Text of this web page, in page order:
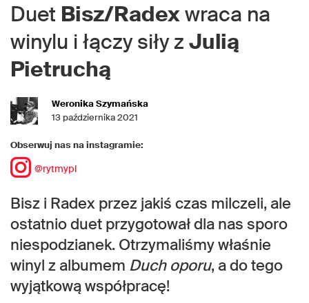
Duet Bisz/Radexwraca na
winylu i łączy siły z Julią
Pietruchą
Weronika Szymańska
13 października 2021
Obserwuj nas na instagramie:
@rytmypl
Bisz i Radex przez jakiś czas milczeli, ale
ostatnio duet przygotował dla nas sporo
niespodzianek. Otrzymaliśmy właśnie
winyl z albumem Duch oporu, a do tego
wyjątkową współpracę!